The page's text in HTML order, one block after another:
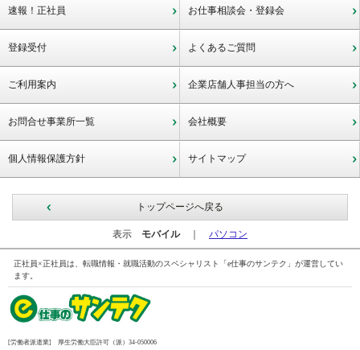
速報！正社員 お仕事相談会・登録会
登録受付 よくあるご質問
ご利用案内 企業店舗人事担当の方へ
お問合せ事業所一覧 会社概要
個人情報保護方針 サイトマップ
トップページへ戻る
表示 モバイル｜ パソコン
正社員×正社員は、転職情報・就職活動のスペシャリスト「e仕事のサンテク」が運営してい
ます。
[労働者派遣業] 厚生労働大臣許可（派）34-050006